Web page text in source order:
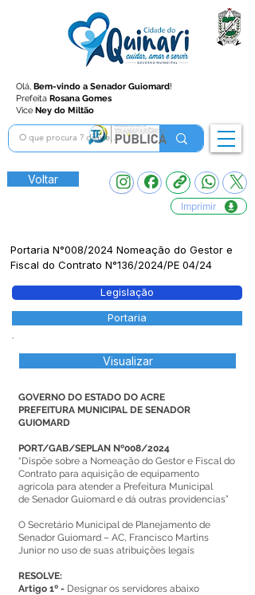
Olá, Bem-vindo a Senador Guiomard!
Prefeita Rosana Gomes
Vice Ney do Miltão
Voltar
Imprimir
Portaria N°008/2024 Nomeação do Gestor e
Fiscal do Contrato N°136/2024/PE 04/24
Legislação
Portaria
Visualizar
GOVERNO DO ESTADO DO ACRE
PREFEITURA MUNICIPAL DE SENADOR
GUIOMARD
PORT/GAB/SEPLAN Nº008/2024
“Dispõe sobre a Nomeação do Gestor e Fiscal do
Contrato para aquisição de equipamento
agrícola para atender a Prefeitura Municipal
de Senador Guiomard e dá outras providencias”
O Secretário Municipal de Planejamento de
Senador Guiomard – AC, Francisco Martins
Junior no uso de suas atribuições legais
RESOLVE:
Artigo 1º - Designar os servidores abaixo